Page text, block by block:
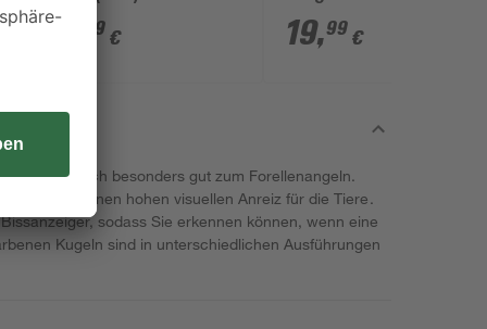
29 €
System'
19,99 €
eignen sich besonders gut zum Forellenangeln.
bieten sie einen hohen visuellen Anreiz für die Tiere.
sodass Sie erkennen können, wenn eine
Kugeln sind in unterschiedlichen Ausführungen